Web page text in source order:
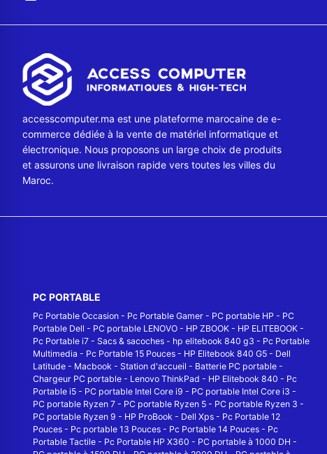
accesscomputer.ma est une plateforme marocaine de e-
commerce dédiée à la vente de matériel informatique et
électronique. Nous proposons un large choix de produits
et assurons une livraison rapide vers toutes les villes du
Maroc.
PC PORTABLE
Pc Portable Occasion - Pc Portable Gamer - PC portable HP - PC
Portable Dell - PC portable LENOVO - HP ZBOOK - HP ELITEBOOK -
Pc Portable i7 - Sacs & sacoches - hp elitebook 840 g3 - Pc Portable
Multimedia - Pc Portable 15 Pouces - HP Elitebook 840 G5 - Dell
Latitude - Macbook - Station d'accueil - Batterie PC portable -
Chargeur PC portable - Lenovo ThinkPad - HP Elitebook 840 - Pc
Portable i5 - PC portable Intel Core i9 - PC portable Intel Core i3 -
PC portable Ryzen 7 - PC portable Ryzen 5 - PC portable Ryzen 3 -
PC portable Ryzen 9 - HP ProBook - Dell Xps - Pc Portable 12
Pouces - Pc portable 13 Pouces - Pc Portable 14 Pouces - Pc
Portable Tactile - Pc Portable HP X360 - PC portable à 1000 DH -